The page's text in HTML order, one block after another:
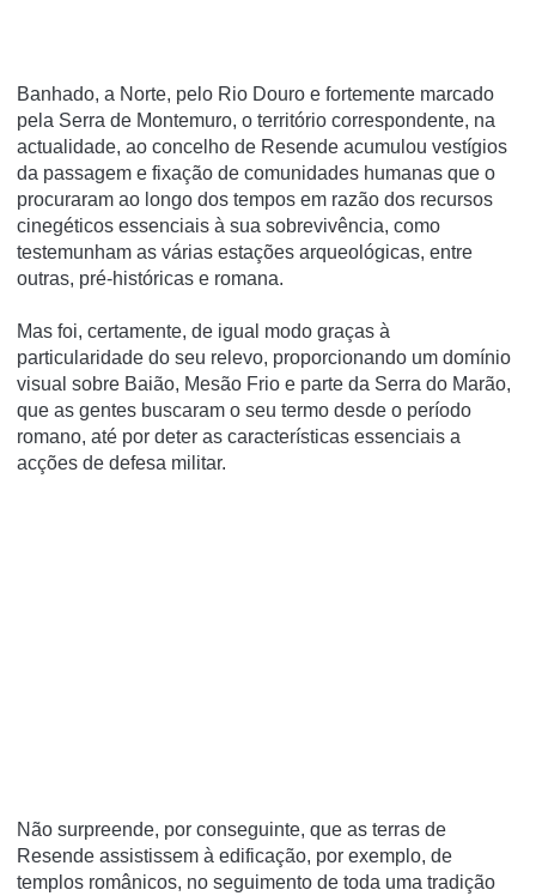
Banhado, a Norte, pelo Rio Douro e fortemente marcado
pela Serra de Montemuro, o território correspondente, na
actualidade, ao concelho de Resende acumulou vestígios
da passagem e fixação de comunidades humanas que o
procuraram ao longo dos tempos em razão dos recursos
cinegéticos essenciais à sua sobrevivência, como
testemunham as várias estações arqueológicas, entre
outras, pré-históricas e romana.
Mas foi, certamente, de igual modo graças à
particularidade do seu relevo, proporcionando um domínio
visual sobre Baião, Mesão Frio e parte da Serra do Marão,
que as gentes buscaram o seu termo desde o período
romano, até por deter as características essenciais a
acções de defesa militar.
Não surpreende, por conseguinte, que as terras de
Resende assistissem à edificação, por exemplo, de
templos românicos, no seguimento de toda uma tradição